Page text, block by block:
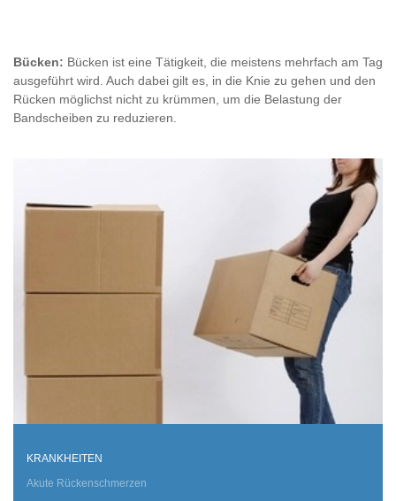
Bücken: Bücken ist eine Tätigkeit, die meistens mehrfach am Tag
ausgeführt wird. Auch dabei gilt es, in die Knie zu gehen und den
Rücken möglichst nicht zu krümmen, um die Belastung der
Bandscheiben zu reduzieren.
KRANKHEITEN
Akute Rückenschmerzen